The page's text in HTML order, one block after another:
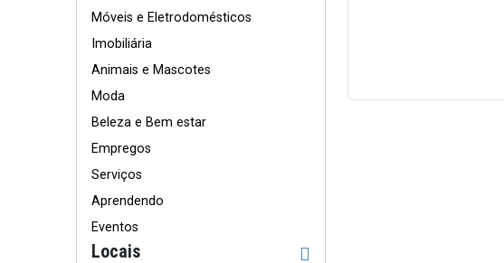
Móveis e Eletrodomésticos
Imobiliária
Animais e Mascotes
Moda
Beleza e Bem estar
Empregos
Serviços
Aprendendo
Eventos
Locais